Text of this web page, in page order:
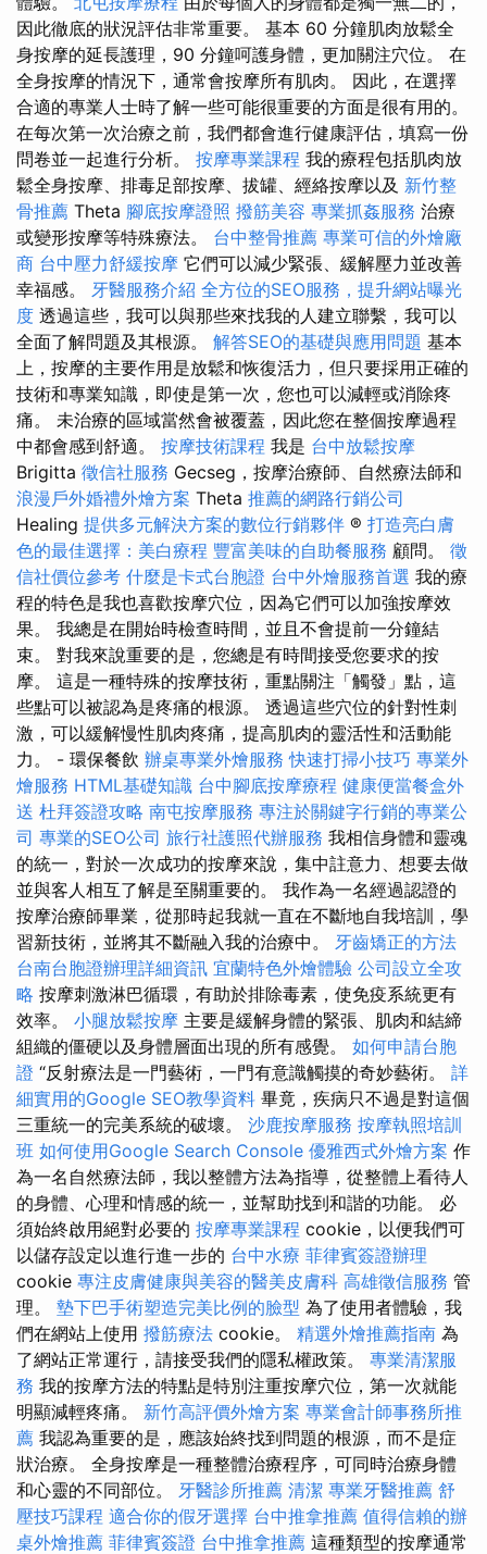
因此徹底的狀況評估非常重要。 基本 60 分鐘肌肉放鬆全
身按摩的延長護理，90 分鐘呵護身體，更加關注穴位。 在
全身按摩的情況下，通常會按摩所有肌肉。 因此，在選擇
合適的專業人士時了解一些可能很重要的方面是很有用的。
在每次第一次治療之前，我們都會進行健康評估，填寫一份
問卷並一起進行分析。 按摩專業課程 我的療程包括肌肉放
鬆全身按摩、排毒足部按摩、拔罐、經絡按摩以及 新竹整
骨推薦 Theta 腳底按摩證照 撥筋美容 專業抓姦服務 治療
或變形按摩等特殊療法。 台中整骨推薦 專業可信的外燴廠
商 台中壓力舒緩按摩 它們可以減少緊張、緩解壓力並改善
幸福感。 牙醫服務介紹 全方位的SEO服務，提升網站曝光
度 透過這些，我可以與那些來找我的人建立聯繫，我可以
全面了解問題及其根源。 解答SEO的基礎與應用問題 基本
上，按摩的主要作用是放鬆和恢復活力，但只要採用正確的
技術和專業知識，即使是第一次，您也可以減輕或消除疼
痛。 未治療的區域當然會被覆蓋，因此您在整個按摩過程
中都會感到舒適。 按摩技術課程 我是 台中放鬆按摩
Brigitta 徵信社服務 Gecseg，按摩治療師、自然療法師和
浪漫戶外婚禮外燴方案 Theta 推薦的網路行銷公司
Healing 提供多元解決方案的數位行銷夥伴 ® 打造亮白膚
色的最佳選擇：美白療程 豐富美味的自助餐服務 顧問。 徵
信社價位參考 什麼是卡式台胞證 台中外燴服務首選 我的療
程的特色是我也喜歡按摩穴位，因為它們可以加強按摩效
果。 我總是在開始時檢查時間，並且不會提前一分鐘結
束。 對我來說重要的是，您總是有時間接受您要求的按
摩。 這是一種特殊的按摩技術，重點關注「觸發」點，這
些點可以被認為是疼痛的根源。 透過這些穴位的針對性刺
激，可以緩解慢性肌肉疼痛，提高肌肉的靈活性和活動能
力。 - 環保餐飲 辦桌專業外燴服務快速打掃小技巧 專業外
燴服務 HTML基礎知識 台中腳底按摩療程 健康便當餐盒外
送 杜拜簽證攻略 南屯按摩服務 專注於關鍵字行銷的專業公
司 專業的SEO公司 旅行社護照代辦服務 我相信身體和靈魂
的統一，對於一次成功的按摩來說，集中註意力、想要去做
並與客人相互了解是至關重要的。 我作為一名經過認證的
按摩治療師畢業，從那時起我就一直在不斷地自我培訓，學
習新技術，並將其不斷融入我的治療中。 牙齒矯正的方法
台南台胞證辦理詳細資訊 宜蘭特色外燴體驗 公司設立全攻
略 按摩刺激淋巴循環，有助於排除毒素，使免疫系統更有
效率。 小腿放鬆按摩 主要是緩解身體的緊張、肌肉和結締
組織的僵硬以及身體層面出現的所有感覺。 如何申請台胞
證 “反射療法是一門藝術，一門有意識觸摸的奇妙藝術。 詳
細實用的Google SEO教學資料 畢竟，疾病只不過是對這個
三重統一的完美系統的破壞。 沙鹿按摩服務 按摩執照培訓
班 如何使用Google Search Console 優雅西式外燴方案 作
為一名自然療法師，我以整體方法為指導，從整體上看待人
的身體、心理和情感的統一，並幫助找到和諧的功能。 必
須始終啟用絕對必要的 按摩專業課程 cookie，以便我們可
以儲存設定以進行進一步的 台中水療 菲律賓簽證辦理
cookie 專注皮膚健康與美容的醫美皮膚科 高雄徵信服務 管
理。 墊下巴手術塑造完美比例的臉型 為了使用者體驗，我
們在網站上使用 撥筋療法 cookie。 精選外燴推薦指南 為
了網站正常運行，請接受我們的隱私權政策。 專業清潔服
務 我的按摩方法的特點是特別注重按摩穴位，第一次就能
明顯減輕疼痛。 新竹高評價外燴方案 專業會計師事務所推
薦 我認為重要的是，應該始終找到問題的根源，而不是症
狀治療。 全身按摩是一種整體治療程序，可同時治療身體
和心靈的不同部位。 牙醫診所推薦 清潔 專業牙醫推薦 舒
壓技巧課程 適合你的假牙選擇 台中推拿推薦 值得信賴的辦
桌外燴推薦 菲律賓簽證 台中推拿推薦 這種類型的按摩通常